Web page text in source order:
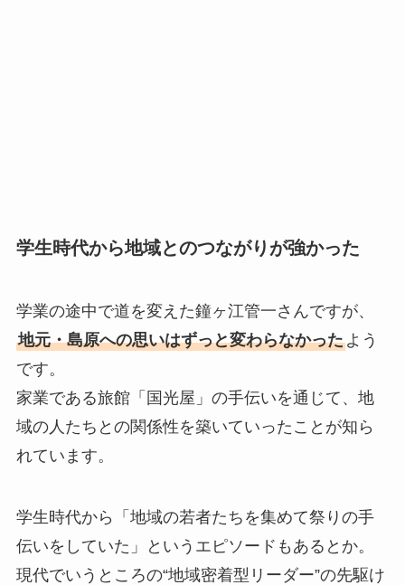
学生時代から地域とのつながりが強かった
学業の途中で道を変えた鐘ヶ江管一さんですが、
地元・島原への思いはずっと変わらなかったよう
です。
家業である旅館「国光屋」の手伝いを通じて、地
域の人たちとの関係性を築いていったことが知ら
れています。
学生時代から「地域の若者たちを集めて祭りの手
伝いをしていた」というエピソードもあるとか。
現代でいうところの“地域密着型リーダー”の先駆け